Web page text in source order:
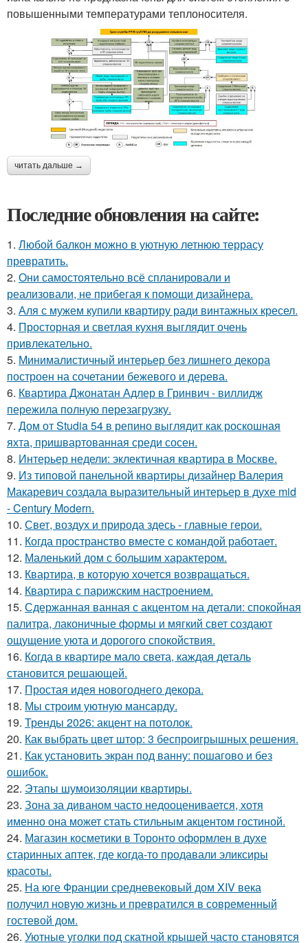
повышенными температурами теплоносителя.
читать дальше →
Последние обновления на сайте:
1. Любой балкон можно в уютную летнюю террасу
превратить.
2. Они самостоятельно всё спланировали и
реализовали, не прибегая к помощи дизайнера.
3. Аля с мужем купили квартиру ради винтажных кресел.
4. Просторная и светлая кухня выглядит очень
привлекательно.
5. Минималистичный интерьер без лишнего декора
построен на сочетании бежевого и дерева.
6. Квартира Джонатан Адлер в Гринвич - виллидж
пережила полную перезагрузку.
7. Дом от Studia 54 в репино выглядит как роскошная
яхта, пришвартованная среди сосен.
8. Интерьер недели: эклектичная квартира в Москве.
9. Из типовой панельной квартиры дизайнер Валерия
Макаревич создала выразительный интерьер в духе mid
- Century Modern.
10. Свет, воздух и природа здесь - главные герои.
11. Когда пространство вместе с командой работает.
12. Маленький дом с большим характером.
13. Квартира, в которую хочется возвращаться.
14. Квартира с парижским настроением.
15. Сдержанная ванная с акцентом на детали: спокойная
палитра, лаконичные формы и мягкий свет создают
ощущение уюта и дорогого спокойствия.
16. Когда в квартире мало света, каждая деталь
становится решающей.
17. Простая идея новогоднего декора.
18. Мы строим уютную мансарду.
19. Тренды 2026: акцент на потолок.
20. Как выбрать цвет штор: 3 беспроигрышных решения.
21. Как установить экран под ванну: пошагово и без
ошибок.
22. Этапы шумоизоляции квартиры.
23. Зона за диваном часто недооценивается, хотя
именно она может стать стильным акцентом гостиной.
24. Магазин косметики в Торонто оформлен в духе
старинных аптек, где когда-то продавали эликсиры
красоты.
25. На юге Франции средневековый дом XIV века
получил новую жизнь и превратился в современный
гостевой дом.
26. Уютные уголки под скатной крышей часто становятся